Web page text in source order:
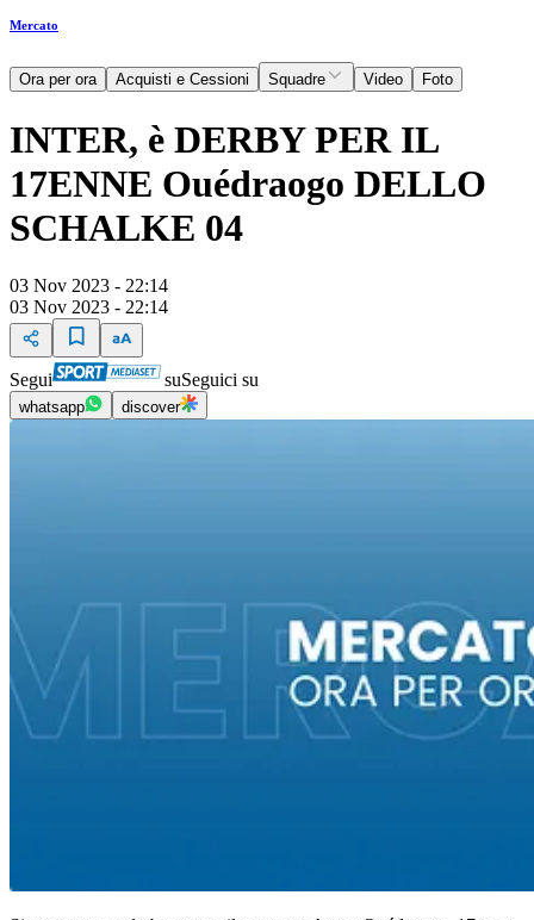
Mercato
Ora per ora Acquisti e Cessioni Squadre Video Foto
INTER, è DERBY PER IL
17ENNE Ouédraogo DELLO
SCHALKE 04
03 Nov 2023 - 22:14
03 Nov 2023 - 22:14
Segui suSeguici su
whatsapp discover